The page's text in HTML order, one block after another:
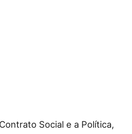
Social e a Política,